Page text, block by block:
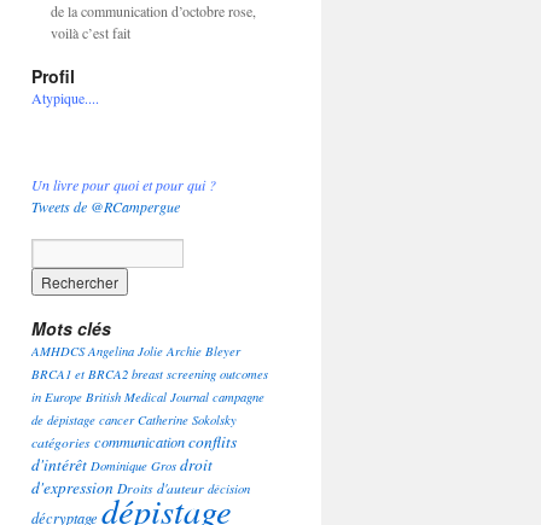
de la communication d’octobre rose,
voilà c’est fait
Profil
Atypique....
Un livre pour quoi et pour qui ?
Tweets de @RCampergue
Mots clés
AMHDCS Angelina Jolie Archie Bleyer
BRCA1 et BRCA2 breast screening outcomes
in Europe British Medical Journal campagne
de dépistage cancer Catherine Sokolsky
catégories communicationconflits
d'intérêt Dominique Gros droit
d'expression Droits d'auteur décision
décryptage dépistage